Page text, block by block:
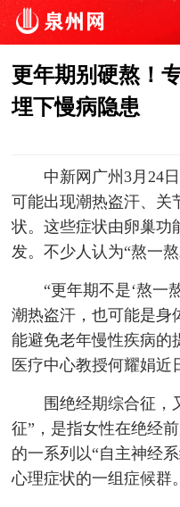
更年期别硬熬！
埋下慢病隐患
中新网广州3月24
可能出现潮热盗汗、关
状。这些症状由卵巢功
发。不少人认为“熬一
“更年期不是‘熬一
潮热盗汗，也可能是身
能避免老年慢性疾病的
医疗中心教授何耀娟近
围绝经期综合征，
征”，是指女性在绝经
的一系列以“自主神经
心理症状的一组症候群。